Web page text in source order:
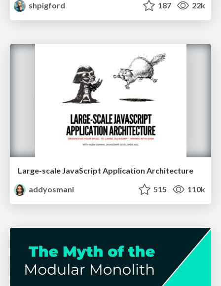
shpigford
187 22k
Large-scale JavaScript Application Architecture
addyosmani
515 110k